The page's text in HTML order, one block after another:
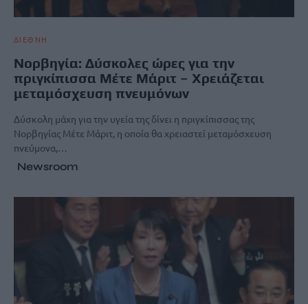
ΔΙΕΘΝΗ
Νορβηγία: Δύσκολες ώρες για την
πριγκίπισσα Μέτε Μάριτ – Χρειάζεται
μεταμόσχευση πνευμόνων
Δύσκολη μάχη για την υγεία της δίνει η πριγκίπισσας της
Νορβηγίας Μέτε Μάριτ, η οποία θα χρειαστεί μεταμόσχευση
πνεύμονα,…
Newsroom